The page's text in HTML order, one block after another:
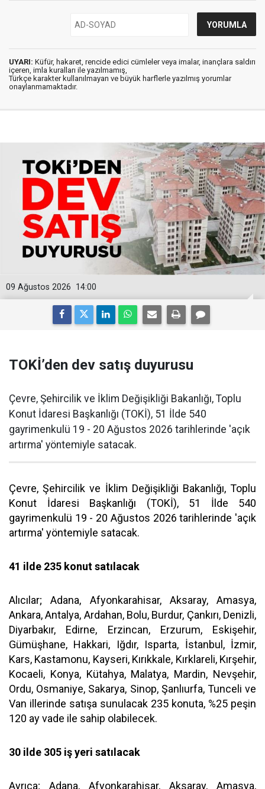
UYARI: Küfür, hakaret, rencide edici cümleler veya imalar, inançlara saldırı
içeren, imla kuralları ile yazılmamış,
Türkçe karakter kullanılmayan ve büyük harflerle yazılmış yorumlar
onaylanmamaktadır.
14:00
09 Ağustos 2026
TOKİ’den dev satış duyurusu
Çevre, Şehircilik ve İklim Değişikliği Bakanlığı, Toplu
Konut İdaresi Başkanlığı (TOKİ), 51 İlde 540
gayrimenkulü 19 - 20 Ağustos 2026 tarihlerinde 'açık
artırma' yöntemiyle satacak.
Çevre, Şehircilik ve İklim Değişikliği Bakanlığı, Toplu
Konut İdaresi Başkanlığı (TOKİ), 51 İlde 540
gayrimenkulü 19 - 20 Ağustos 2026 tarihlerinde 'açık
artırma' yöntemiyle satacak.
41 ilde 235 konut satılacak
Alıcılar; Adana, Afyonkarahisar, Aksaray, Amasya,
Ankara, Antalya, Ardahan, Bolu, Burdur, Çankırı, Denizli,
Diyarbakır, Edirne, Erzincan, Erzurum, Eskişehir,
Gümüşhane, Hakkari, Iğdır, Isparta, İstanbul, İzmir,
Kars, Kastamonu, Kayseri, Kırıkkale, Kırklareli, Kırşehir,
Kocaeli, Konya, Kütahya, Malatya, Mardin, Nevşehir,
Ordu, Osmaniye, Sakarya, Sinop, Şanlıurfa, Tunceli ve
Van illerinde satışa sunulacak 235 konuta, %25 peşin
120 ay vade ile sahip olabilecek.
30 ilde 305 iş yeri satılacak
Ayrıca; Adana, Afyonkarahisar, Aksaray, Amasya,